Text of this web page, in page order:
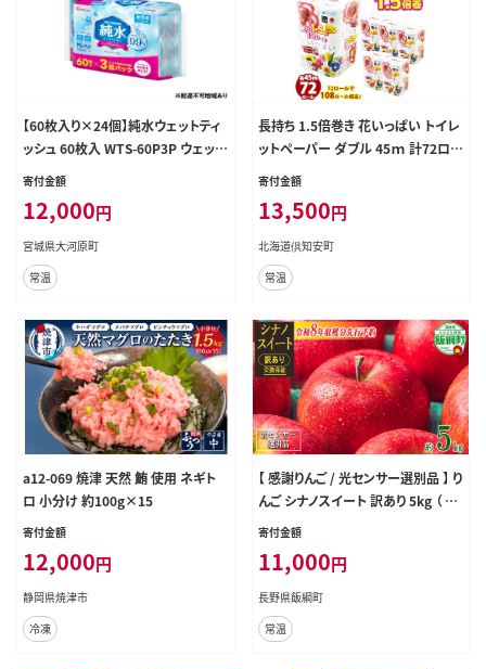
【60枚入り×24個】純水ウェットティ
ッシュ 60枚入 WTS-60P3P ウェット
ティッシュ ティシュ アイリスオーヤマ
き シート 純水 お出かけ 防災
寄付金額
12,000円
宮城県大河原町
常温
長持ち 1.5倍巻き 花いっぱい トイレ
ットペーパー ダブル 45ｍ 計72ロ
ール 全18種 花柄 プリント ハーブ
備品 ペーパー エコ 日用雑貨 消耗
品 備蓄 送料無料 北海道 倶知安町
日用品
寄付金額
13,500円
北海道倶知安町
常温
a12-069 焼津 天然 鮪 使用 ネギト
ロ 小分け 約100g×15
寄付金額
12,000円
静岡県焼津市
冷凍
【 感謝りんご / 光センサー選別品 】 り
んご シナノスイート 訳あり 5kg （ 12
玉 〜 25玉 ） 交換保証 ながの農業
026年11月上旬頃まで順次発送予定
令和8年度収穫分 傷 不揃い リンゴ
林檎 果物 フルーツ 信州 長野 予約
長野県 飯綱町 [1205]
寄付金額
11,000円
長野県飯綱町
常温